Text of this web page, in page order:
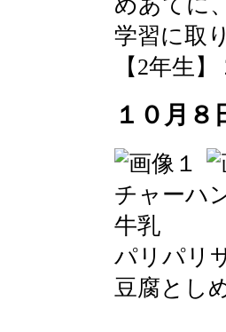
学習に取
【2年生
１０月８
チャーハ
牛乳
パリパリ
豆腐とし